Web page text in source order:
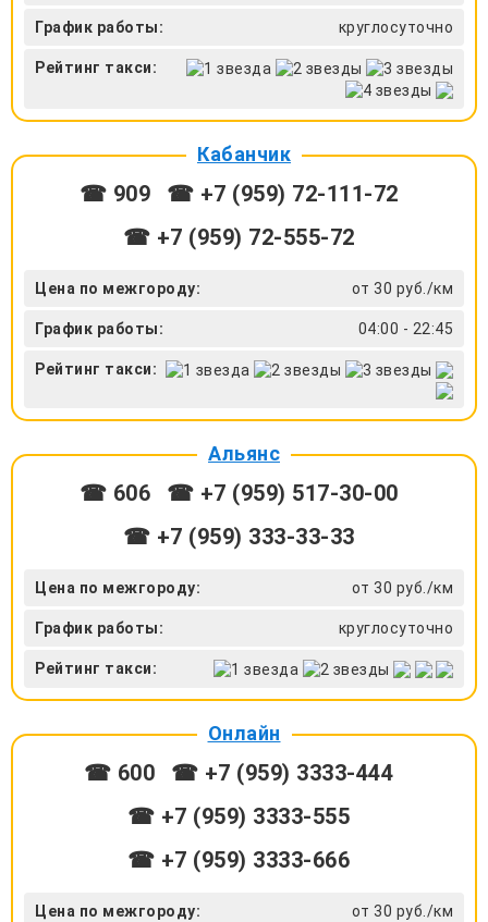
График работы: круглосуточно
Рейтинг такси:
Кабанчик
☎ 909
☎ +7 (959) 72-111-72
☎ +7 (959) 72-555-72
Цена по межгороду: от 30 руб./км
График работы: 04:00 - 22:45
Рейтинг такси:
Альянс
☎ 606
☎ +7 (959) 517-30-00
☎ +7 (959) 333-33-33
Цена по межгороду: от 30 руб./км
График работы: круглосуточно
Рейтинг такси:
Онлайн
☎ 600
☎ +7 (959) 3333-444
☎ +7 (959) 3333-555
☎ +7 (959) 3333-666
Цена по межгороду: от 30 руб./км